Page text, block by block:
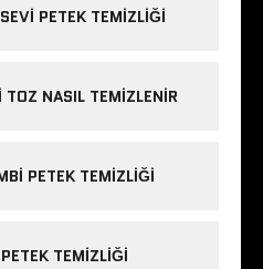
PETEK TEMIZLIĞI
TOZ NASIL TEMIZLENIR
PETEK TEMIZLIĞI
TEMIZLIĞI